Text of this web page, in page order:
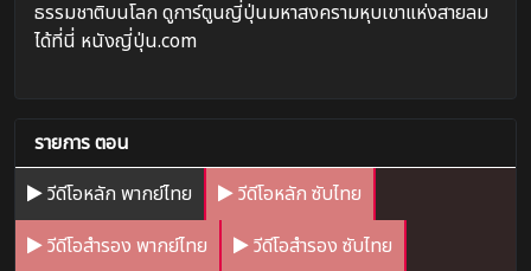
ธรรมชาติบนโลก ดูการ์ตูนญี่ปุ่นมหาสงครามหุบเขาแห่งสายลม
ได้ที่นี่ หนังญี่ปุ่น.com
รายการ ตอน
วีดีโอหลัก พากย์ไทย
วีดีโอหลัก ซับไทย
วีดีโอสำรอง พากย์ไทย
วีดีโอสำรอง ซับไทย